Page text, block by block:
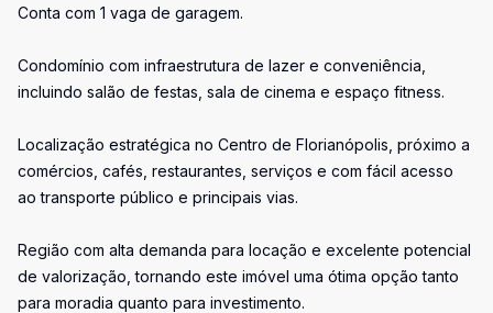
Conta com 1 vaga de garagem.
Condomínio com infraestrutura de lazer e conveniência,
incluindo salão de festas, sala de cinema e espaço fitness.
Localização estratégica no Centro de Florianópolis, próximo a
comércios, cafés, restaurantes, serviços e com fácil acesso
ao transporte público e principais vias.
Região com alta demanda para locação e excelente potencial
de valorização, tornando este imóvel uma ótima opção tanto
para moradia quanto para investimento.